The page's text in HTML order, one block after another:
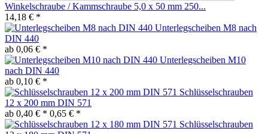
Winkelschraube / Kammschraube 5,0 x 50 mm 250...
14,18 € *
Unterlegscheiben M8 nach
DIN 440
ab 0,06 € *
Unterlegscheiben M10
nach DIN 440
ab 0,10 € *
Schlüsselschrauben
12 x 200 mm DIN 571
ab 0,40 € * 0,65 € *
Schlüsselschrauben